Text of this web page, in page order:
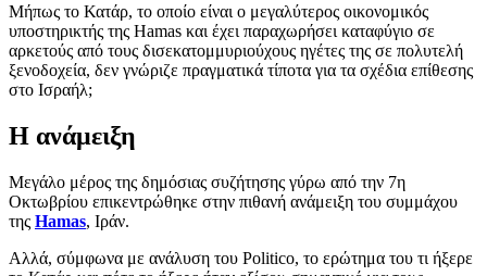
Μήπως το Κατάρ, το οποίο είναι ο μεγαλύτερος οικονομικός
υποστηρικτής της Hamas και έχει παραχωρήσει καταφύγιο σε
αρκετούς από τους δισεκατομμυριούχους ηγέτες της σε πολυτελή
ξενοδοχεία, δεν γνώριζε πραγματικά τίποτα για τα σχέδια επίθεσης
στο Ισραήλ;
Η ανάμειξη
Μεγάλο μέρος της δημόσιας συζήτησης γύρω από την 7η
Οκτωβρίου επικεντρώθηκε στην πιθανή ανάμειξη του συμμάχου
της Hamas, Ιράν.
Αλλά, σύμφωνα με ανάλυση του Politico, το ερώτημα του τι ήξερε